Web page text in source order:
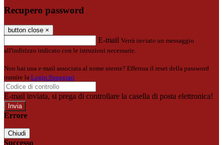
Recupero password
button close ×
E-mail Verrà inviato un messaggio
all'indirizzo indicato con le istruzioni necessarie.
Non hai una e-mail associata al nome utente? Effettua il reset della password
tramite la Login Spaggiari
E-mail inviata, si prega di controllare la casella di posta elettronica!
Errore
Chiudi
Successo